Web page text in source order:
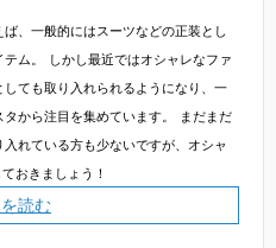
、一般的にはスーツなどの正装とし
ム。
しかし最近ではオシャレなファ
しても取り入れられるようになり、一
から注目を集めています。
まだまだ
入れている方も少ないですが、オシャ
おきましょう！
読む